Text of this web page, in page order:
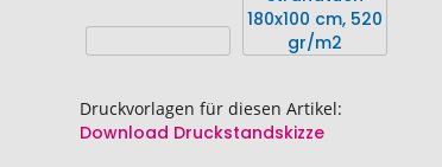
Druckvorlagen für diesen Artikel:
Download Druckstandskizze